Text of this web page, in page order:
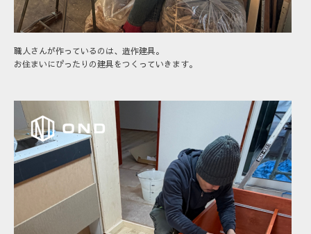
職人さんが作っているのは、造作建具。
お住まいにぴったりの建具をつくっていきます。